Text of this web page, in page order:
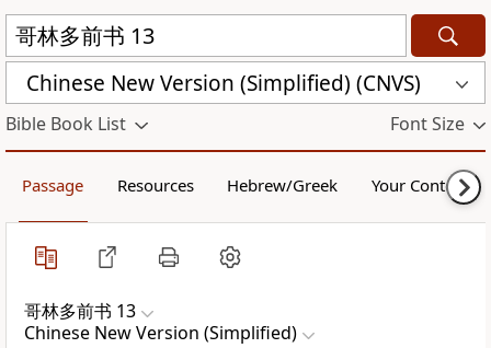
Chinese New Version (Simplified) (CNVS)
Bible Book List Font Size
Passage Resources Hebrew/Greek Your Content
哥林多前书 13
Chinese New Version (Simplified)